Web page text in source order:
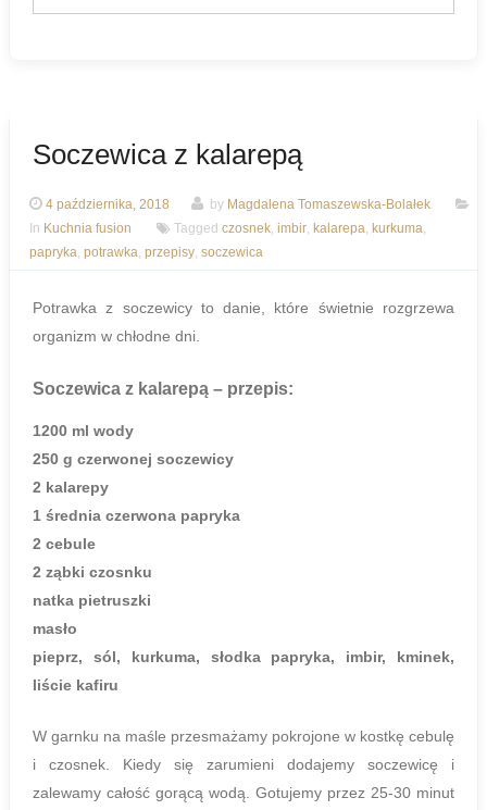
Soczewica z kalarepą
4 października, 2018 by Magdalena Tomaszewska-Bolałek
In Kuchnia fusion Tagged czosnek, imbir, kalarepa, kurkuma,
papryka, potrawka, przepisy, soczewica
Potrawka z soczewicy to danie, które świetnie rozgrzewa
organizm w chłodne dni.
Soczewica z kalarepą – przepis:
1200 ml wody
250 g czerwonej soczewicy
2 kalarepy
1 średnia czerwona papryka
2 cebule
2 ząbki czosnku
natka pietruszki
masło
pieprz, sól, kurkuma, słodka papryka, imbir, kminek,
liście kafiru
W garnku na maśle przesmażamy pokrojone w kostkę cebulę
i czosnek. Kiedy się zarumieni dodajemy soczewicę i
zalewamy całość gorącą wodą. Gotujemy przez 25-30 minut